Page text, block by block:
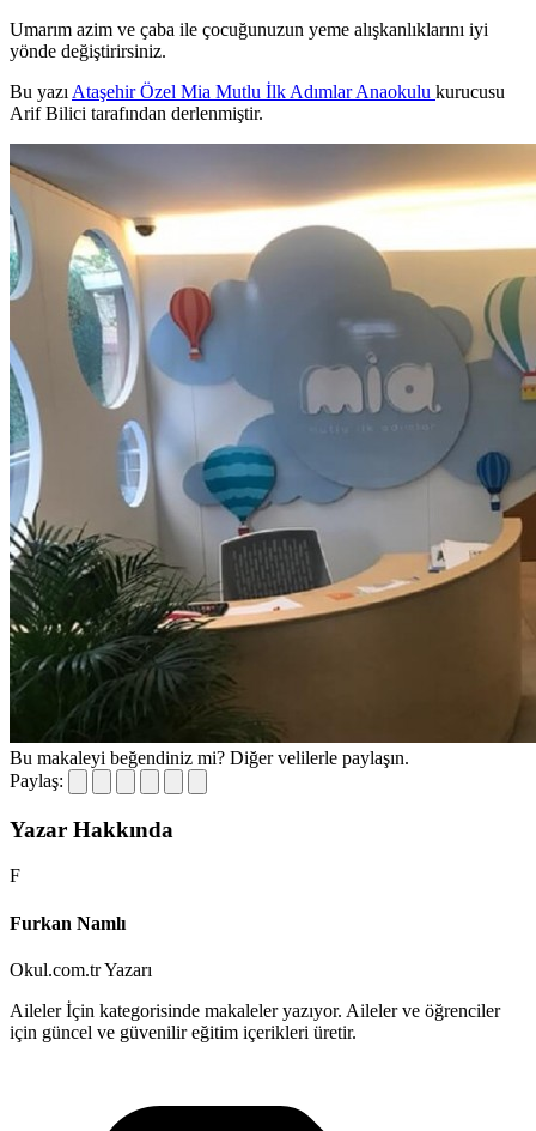
Umarım azim ve çaba ile çocuğunuzun yeme alışkanlıklarını iyi
yönde değiştirirsiniz.
Bu yazı Ataşehir Özel Mia Mutlu İlk Adımlar Anaokulu kurucusu
Arif Bilici tarafından derlenmiştir.
Bu makaleyi beğendiniz mi? Diğer velilerle paylaşın.
Paylaş:
Yazar Hakkında
F
Furkan Namlı
Okul.com.tr Yazarı
Aileler İçin kategorisinde makaleler yazıyor. Aileler ve öğrenciler
için güncel ve güvenilir eğitim içerikleri üretir.